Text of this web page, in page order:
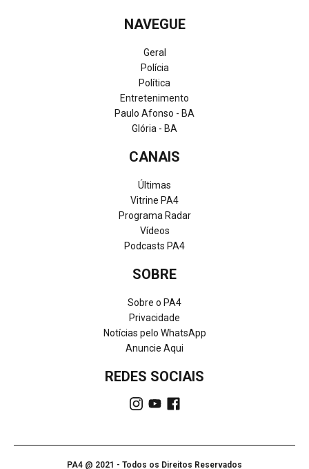
NAVEGUE
Geral
Polícia
Política
Entretenimento
Paulo Afonso - BA
Glória - BA
CANAIS
Últimas
Vitrine PA4
Programa Radar
Vídeos
Podcasts PA4
SOBRE
Sobre o PA4
Privacidade
Notícias pelo WhatsApp
Anuncie Aqui
REDES SOCIAIS
PA4 @ 2021 - Todos os Direitos Reservados